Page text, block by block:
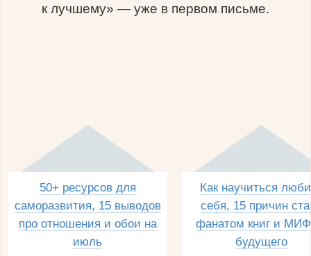
к лучшему» — уже в первом письме.
50+ ресурсов для
саморазвития, 15 выводов
про отношения и обои на
июль
Как научиться
себя, 15 причин
фанатом книг и
будущего